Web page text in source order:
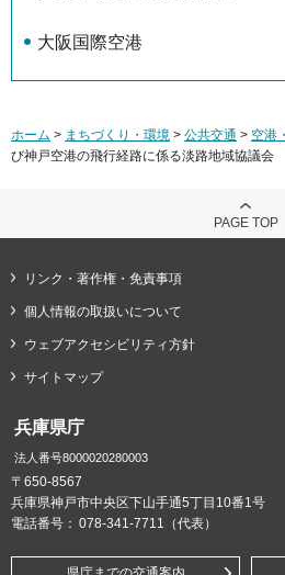
大阪国際空港
ホーム > まちづくり・環境 > 公共交通 > 空港
び神戸空港の飛行経路に係る淡路地域協議会
PAGE TOP
リンク・著作権・免責事項
個人情報の取扱いについて
ウェブアクセシビリティ方針
サイトマップ
兵庫県庁
法人番号8000020280003
〒650-8567
兵庫県神戸市中央区下山手通5丁目10番1号
電話番号： 078-341-7711（代表）